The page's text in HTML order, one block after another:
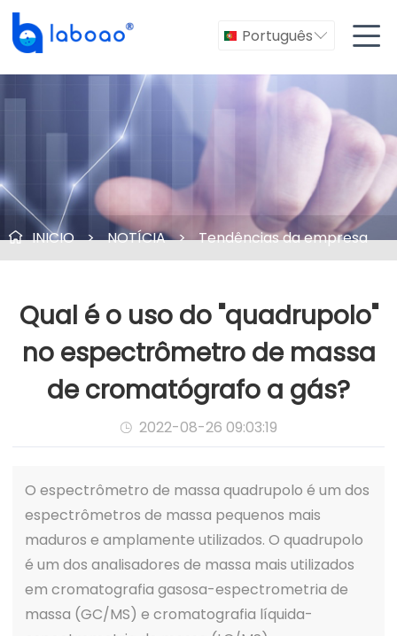
Português 
 INICIO > NOTÍCIA > Tendências da empresa
Qual é o uso do "quadrupolo"
no espectrômetro de massa
de cromatógrafo a gás?
 2022-08-26 09:03:19
O espectrômetro de massa quadrupolo é um dos
espectrômetros de massa pequenos mais
maduros e amplamente utilizados. O quadrupolo
é um dos analisadores de massa mais utilizados
em cromatografia gasosa-espectrometria de
massa (GC/MS) e cromatografia líquida-